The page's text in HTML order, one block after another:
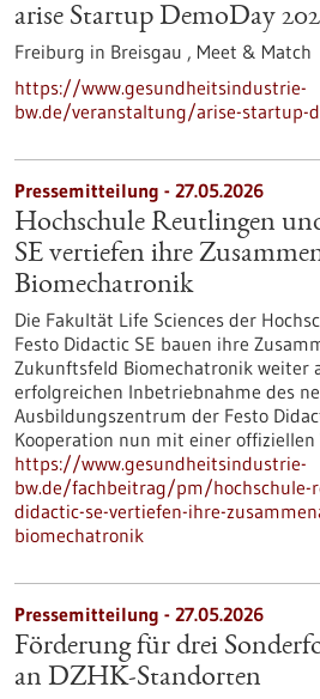
arise Startup DemoDay
Freiburg in Breisgau , Meet & Match
https://www.gesundheitsindustrie-
bw.de/veranstaltung/arise-startup-
Pressemitteilung - 27.05.2026
Hochschule Reutlingen
SE vertiefen ihre
Biomechatronik
Die Fakultät Life Sciences der
Festo Didactic SE bauen ihre
Zukunftsfeld Biomechatronik weiter
erfolgreichen Inbetriebnahme des
Ausbildungszentrum der Festo
Kooperation nun mit einer
https://www.gesundheitsindustrie-
bw.de/fachbeitrag/pm/hochschule-
didactic-se-vertiefen-ihre-
biomechatronik
Pressemitteilung - 27.05.2026
Förderung für drei
an DZHK-Standorten